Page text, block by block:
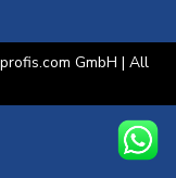
GmbH | All